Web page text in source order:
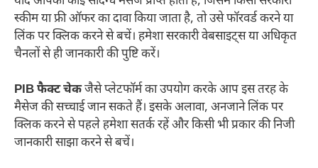
स्कीम या फ्री ऑफर का दावा किया जाता है, तो उसे फॉरवर्ड करने या
लिंक पर क्लिक करने से बचें। हमेशा सरकारी वेबसाइट्स या अधिकृत
चैनलों से ही जानकारी की पुष्टि करें।
PIB फैक्ट चेकजैसे प्लेटफॉर्म का उपयोग करके आप इस तरह के
मैसेज की सच्चाई जान सकते हैं। इसके अलावा, अनजाने लिंक पर
क्लिक करने से पहले हमेशा सतर्क रहें और किसी भी प्रकार की निजी
जानकारी साझा करने से बचें।